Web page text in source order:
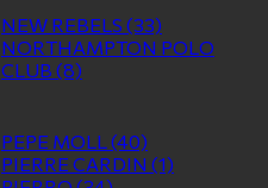
NEW REBELS (33)
NORTHAMPTON POLO
CLUB (8)
PEPE MOLL(40)
PIERRE CARDIN (1)